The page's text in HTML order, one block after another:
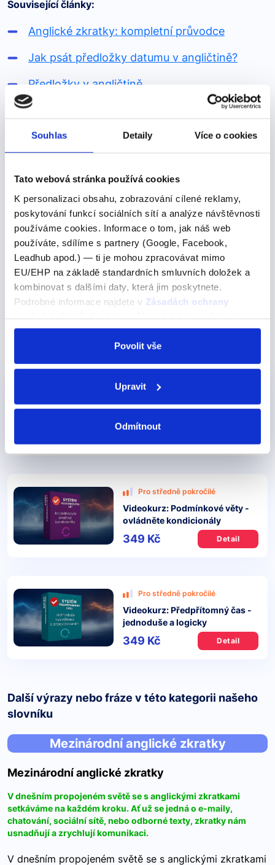
Souhlas Detaily Více o cookies
Tato webová stránka používá cookies
K personalizaci obsahu, zobrazování cílené reklamy,
poskytování funkcí sociálních sítí a analýze návštěvnosti
používáme cookies. Informace o tom, jak náš web
používáte, sdílíme s partnery (Google, Facebook,
Leadhub apod.) — ti je mohou zpracovávat mimo
EU/EHP na základě standardních smluvních doložek a
kombinovat s dalšími daty, která jim poskytnete.
Podrobné informace najdete v Zásadách ochrany
odvolat v nastavení cookies, případně se obrátit na
Povolit vše
Upravit
Odmítnout
Související články:
Anglické zkratky: kompletní průvodce
Jak psát předložky datumu v angličtině?
Předložky v angličtině
Anglická neurčitá zájmena
Zdroje článku:
AD | English meaning - Cambridge Dictionary [online].
[cit. 14. 02. 2024]. Dostupné z:
https://dictionary.cambridge.org/dictionary/english/ad
AD Definition &amp; Meaning | Britannica Dictionary
[online]. [cit. 14. 02. 2024]. Dostupné z:
https://www.britannica.com/dictionary/AD
Produkty, kde výraz nebo frázi učíme
Pro středně pokročilé
Videokurz: Minulé časy -
Pro středně pokročilé
Videokurz: Podmínkové věty -
ovládněte kondicionály
349 Kč Detail
Pro středně pokročilé
Videokurz: Předpřítomný čas -
jednoduše a logicky
349 Kč Detail
Další výrazy nebo fráze v této kategorii našeho
slovníku
Mezinárodní anglické zkratky
Mezinárodní anglické zkratky
V dnešním propojeném světě se s anglickými zkratkami
setkáváme na každém kroku. Ať už se jedná o e-maily,
chatování, sociální sítě, nebo odborné texty, zkratky nám
usnadňují a zrychlují komunikaci.
V dnešním propojeném světě se s anglickými zkratkami